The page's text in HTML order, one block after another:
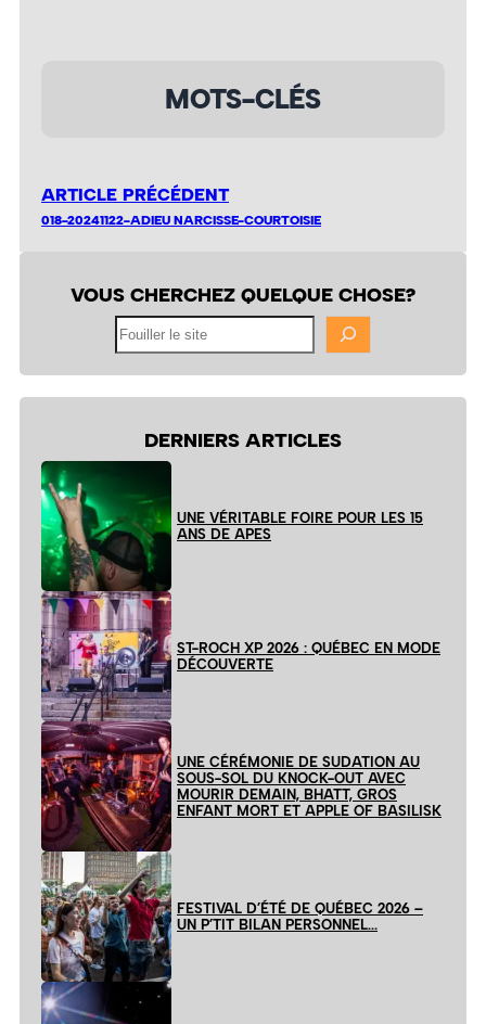
MOTS-CLÉS
ARTICLE PRÉCÉDENT
018-20241122-ADIEU NARCISSE-COURTOISIE
VOUS CHERCHEZ QUELQUE CHOSE?
DERNIERS ARTICLES
UNE VÉRITABLE FOIRE POUR LES 15
ANS DE APES
ST-ROCH XP 2026 : QUÉBEC EN MODE
DÉCOUVERTE
UNE CÉRÉMONIE DE SUDATION AU
SOUS-SOL DU KNOCK-OUT AVEC
MOURIR DEMAIN, BHATT, GROS
ENFANT MORT ET APPLE OF BASILISK
FESTIVAL D’ÉTÉ DE QUÉBEC 2026 –
UN P’TIT BILAN PERSONNEL…